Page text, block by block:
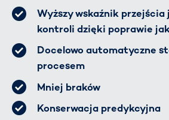
Wyższy wskaźnik przejścia
kontroli dzięki poprawie
Docelowo automatyczne
procesem
Mniej braków
Konserwacja predykcyjna